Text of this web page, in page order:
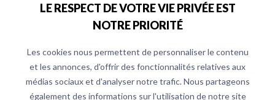
LE RESPECT DE VOTRE VIE PRIVÉE EST
NOTRE PRIORITÉ
Les cookies nous permettent de personnaliser le contenu
et les annonces, d'offrir des fonctionnalités relatives aux
médias sociaux et d'analyser notre trafic. Nous partageons
également des informations sur l'utilisation de notre site